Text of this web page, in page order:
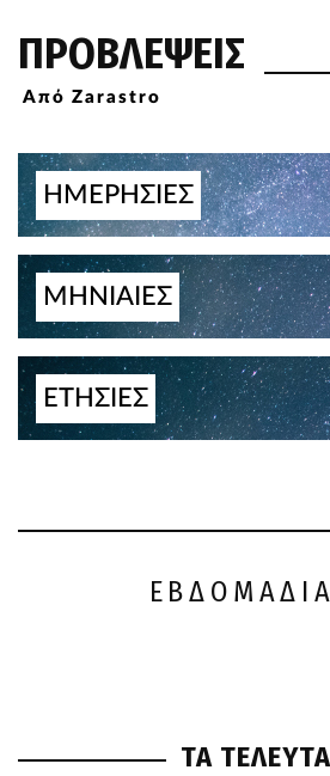
ΠΡΟΒΛΕΨΕΙΣ
Από Zarastro
ΗΜΕΡΗΣΙΕΣ
ΜΗΝΙΑΙΕΣ
ΕΤΗΣΙΕΣ
ΤΑ